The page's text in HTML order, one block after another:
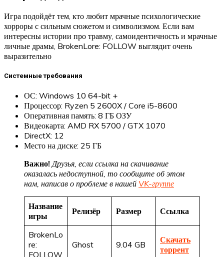
Игра подойдёт тем, кто любит мрачные психологические
хорроры с сильным сюжетом и символизмом. Если вам
интересны истории про травму, самоидентичность и мрачные
личные драмы, BrokenLore: FOLLOW выглядит очень
выразительно
Системные требования
ОС: Windows 10 64-bit +
Процессор: Ryzen 5 2600X / Core i5-8600
Оперативная память: 8 ГБ ОЗУ
Видеокарта: AMD RX 5700 / GTX 1070
DirectX: 12
Место на диске: 25 ГБ
Важно! Друзья, если ссылка на скачивание
оказалась недоступной, то сообщите об этом
нам, написав о проблеме в нашей VK-группе
Название
игры
Релизёр Размер Ссылка
BrokenLo
re:
FOLLOW
Ghost 9.04 GB
Скачать
торрент